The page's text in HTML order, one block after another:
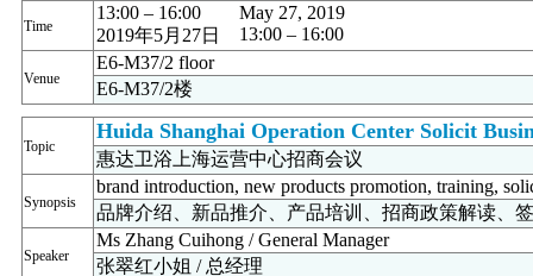
Time
13:00 – 16:00
May 27, 2019
2019年5月27日
13:00 – 16:00
Venue
E6-M37/2 floor
E6-M37/2楼
Topic
Huida Shanghai Operation Center Solicit
惠达卫浴上海运营中心招商会议
Synopsis
brand introduction, new products promotion, training,
品牌介绍、新品推介、产品培训、招商政策解读、
Speaker
Ms Zhang Cuihong / General Manager
张翠红小姐 / 总经理